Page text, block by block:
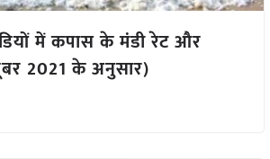
में कपास के मंडी रेट और
2021 के अनुसार)